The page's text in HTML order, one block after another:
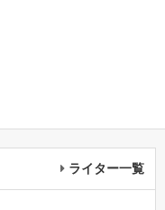
ライター一覧